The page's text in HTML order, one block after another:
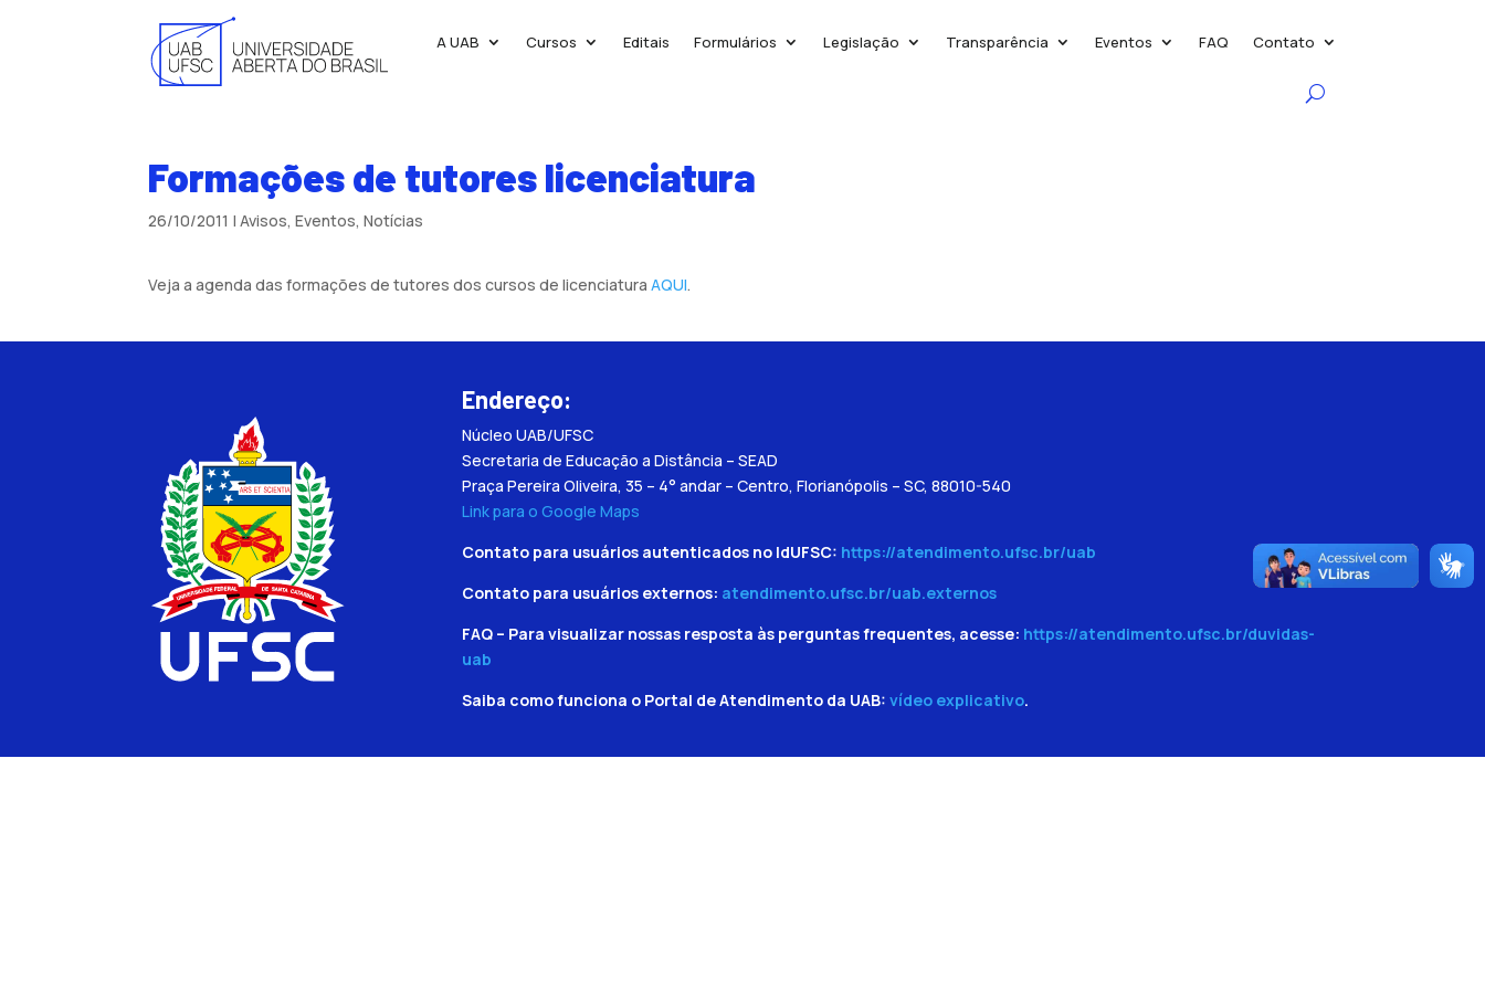
A UAB Cursos Editais Formulários Legislação Transparência Eventos FAQ Contato
Formações de tutores licenciatura
26/10/2011 |Avisos,Eventos,Notícias
Veja a agenda das formações de tutores dos cursos de licenciaturaAQUI.
Endereço:
Núcleo UAB/UFSC
Secretaria de Educação a Distância – SEAD
Praça Pereira Oliveira, 35 – 4° andar – Centro, Florianópolis – SC, 88010-540
Link para o Google Maps
Contato para usuários autenticados no IdUFSC: https://atendimento.ufsc.br/uab
Contato para usuários externos: atendimento.ufsc.br/uab.externos
FAQ – Para visualizar nossas resposta às perguntas frequentes, acesse: https://atendimento.ufsc.br/duvidas-
uab
Saiba como funciona o Portal de Atendimento da UAB: vídeo explicativo.